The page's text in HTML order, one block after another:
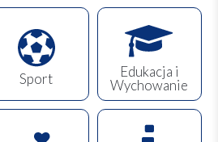
Sport
Edukacja i
Wychowanie